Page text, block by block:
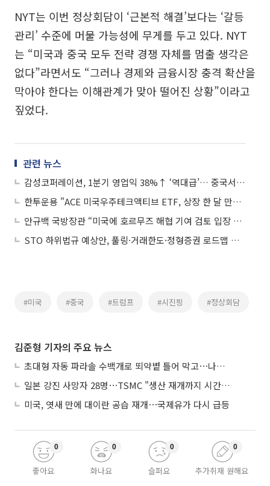
NYT는 이번 정상회담이 ‘근본적 해결’보다는 ‘갈등
관리’ 수준에 머물 가능성에 무게를 두고 있다. NYT
는 “미국과 중국 모두 전략 경쟁 자체를 멈출 생각은
없다”라면서도 “그러나 경제와 금융시장 충격 확산을
막아야 한다는 이해관계가 맞아 떨어진 상황”이라고
짚었다.
관련 뉴스
감성코퍼레이션, 1분기 영업익 38%↑ ‘역대급’… 중국서 ‘K아웃도어’ 돌풍
한투운용 "ACE 미국우주테크액티브 ETF, 상장 한 달 만에 순자산 2000억원 돌파"
안규백 국방장관 “미국에 호르무즈 해협 기여 검토 입장 전달”
STO 하위법규 예상안, 풀링·거래한도·정형증권 로드맵 제시
#미국 #중국 #트럼프 #시진핑 #정상회담
김준형 기자의 주요 뉴스
초대형 자동 파라솔 수백개로 뙤약볕 틀어 막고⋯나라별 폭염 생존법
일본 강진 사망자 28명⋯TSMC "생산 재개까지 시간 필요해"
미국, 엿새 만에 대이란 공습 재개⋯국제유가 다시 급등
좋아요
0
화나요
0
슬퍼요
0
추가취재 원해요
0